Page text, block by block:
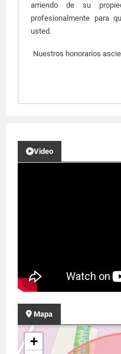
arriendo de su
profesionalmente para
usted.
Nuestros honorarios
Video
Mapa
+